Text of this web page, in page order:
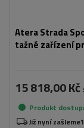
Atera Strada
tažné zařízení
15 818,00 Kč
Produkt
Již nyní zašleme